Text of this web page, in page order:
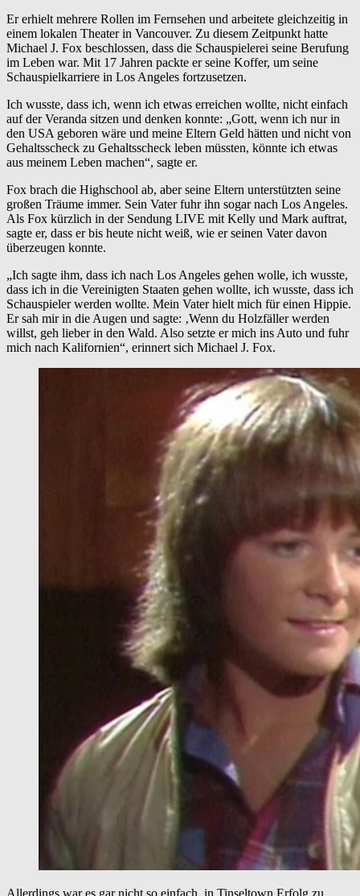
Er erhielt mehrere Rollen im Fernsehen und arbeitete gleichzeitig in
einem lokalen Theater in Vancouver. Zu diesem Zeitpunkt hatte
Michael J. Fox beschlossen, dass die Schauspielerei seine Berufung
im Leben war. Mit 17 Jahren packte er seine Koffer, um seine
Schauspielkarriere in Los Angeles fortzusetzen.
Ich wusste, dass ich, wenn ich etwas erreichen wollte, nicht einfach
auf der Veranda sitzen und denken konnte: „Gott, wenn ich nur in
den USA geboren wäre und meine Eltern Geld hätten und nicht von
Gehaltsscheck zu Gehaltsscheck leben müssten, könnte ich etwas
aus meinem Leben machen“, sagte er.
Fox brach die Highschool ab, aber seine Eltern unterstützten seine
großen Träume immer. Sein Vater fuhr ihn sogar nach Los Angeles.
Als Fox kürzlich in der Sendung LIVE mit Kelly und Mark auftrat,
sagte er, dass er bis heute nicht weiß, wie er seinen Vater davon
überzeugen konnte.
„Ich sagte ihm, dass ich nach Los Angeles gehen wolle, ich wusste,
dass ich in die Vereinigten Staaten gehen wollte, ich wusste, dass ich
Schauspieler werden wollte. Mein Vater hielt mich für einen Hippie.
Er sah mir in die Augen und sagte: ‚Wenn du Holzfäller werden
willst, geh lieber in den Wald. Also setzte er mich ins Auto und fuhr
mich nach Kalifornien“, erinnert sich Michael J. Fox.